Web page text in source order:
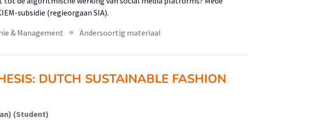
subsidie (regieorgaan SIA).
& Management Andersoortig materiaal
DUTCH SUSTAINABLE FASHION
(Student)